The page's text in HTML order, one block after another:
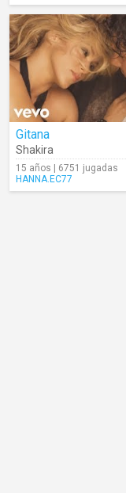
Gitana
Shakira
15 años | 6751 jugadas
HANNA.EC77